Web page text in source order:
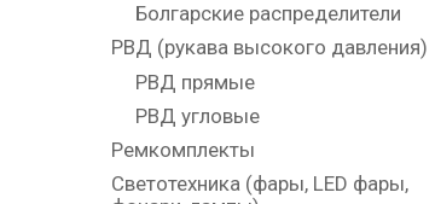
Болгарские распределители
РВД (рукава высокого давления)
РВД прямые
РВД угловые
Ремкомплекты
Светотехника (фары, LED фары,